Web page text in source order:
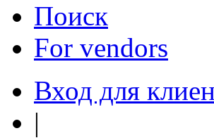
Поиск
For vendors
Вход для
|